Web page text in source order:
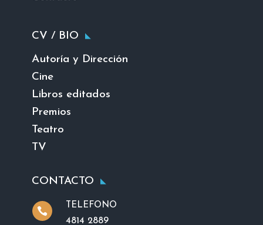
CV / BIO
Autoría y Dirección
Cine
Libros editados
Premios
Teatro
TV
CONTACTO

TELEFONO
4814 2889